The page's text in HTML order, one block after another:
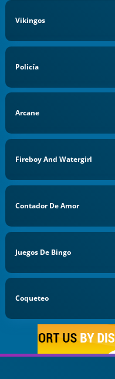
Vikingos
Policía
Arcane
Fireboy And Watergirl
Contador De Amor
Juegos De Bingo
Coqueteo